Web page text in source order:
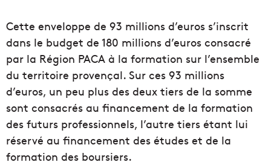
Cette enveloppe de 93 millions d’euros s’inscrit
dans le budget de 180 millions d’euros consacré
par la Région PACA à la formation sur l’ensemble
du territoire provençal. Sur ces 93 millions
d’euros, un peu plus des deux tiers de la somme
sont consacrés au financement de la formation
des futurs professionnels, l’autre tiers étant lui
réservé au financement des études et de la
formation des boursiers.